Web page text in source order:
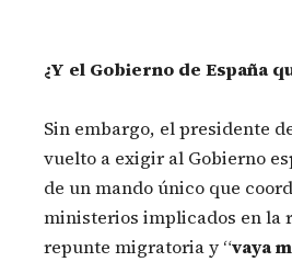
¿Y el Gobierno de España
Sin embargo, el presidente
vuelto a exigir al Gobierno
de un mando único que
ministerios implicados en la
repunte migratoria y “vaya